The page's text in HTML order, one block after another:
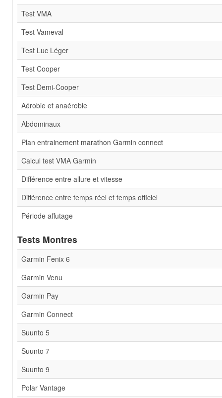
Test VMA
Test Vameval
Test Luc Léger
Test Cooper
Test Demi-Cooper
Aérobie et anaérobie
Abdominaux
Plan entrainement marathon Garmin connect
Calcul test VMA Garmin
Différence entre allure et vitesse
Différence entre temps réel et temps officiel
Période affutage
Tests Montres
Garmin Fenix 6
Garmin Venu
Garmin Pay
Garmin Connect
Suunto 5
Suunto 7
Suunto 9
Polar Vantage